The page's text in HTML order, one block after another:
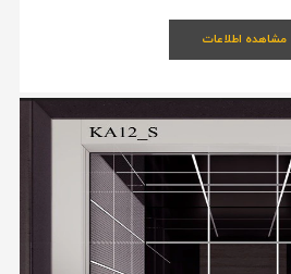
مشاهده اطلاعات